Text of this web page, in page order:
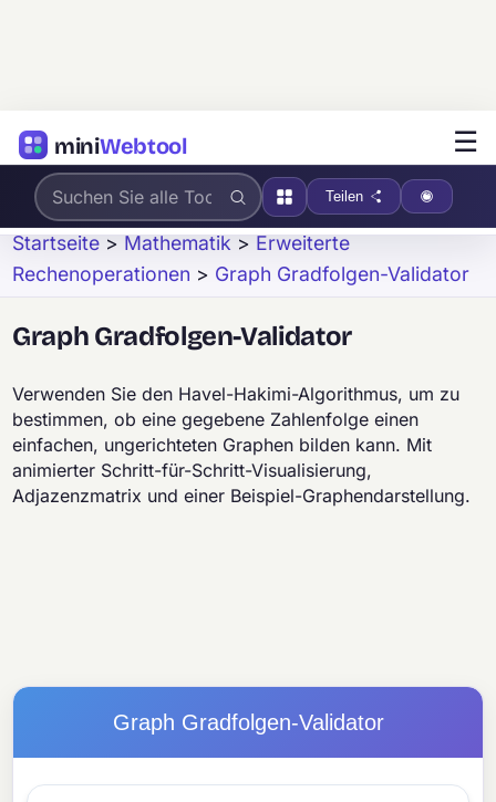
miniWebtool ☰
Teilen
Startseite > Mathematik > Erweiterte
Rechenoperationen > Graph Gradfolgen-Validator
Graph Gradfolgen-Validator
Verwenden Sie den Havel-Hakimi-Algorithmus, um zu
bestimmen, ob eine gegebene Zahlenfolge einen
einfachen, ungerichteten Graphen bilden kann. Mit
animierter Schritt-für-Schritt-Visualisierung,
Adjazenzmatrix und einer Beispiel-Graphendarstellung.
Graph Gradfolgen-Validator